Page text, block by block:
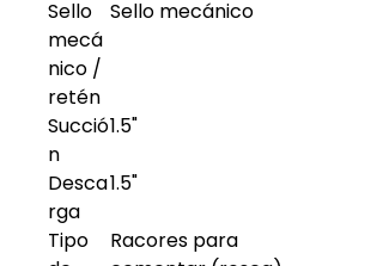
Sello
mecá
nico /
retén
Sello mecánico
Succió
n
1.5"
Desca
rga
1.5"
Tipo
Racores para